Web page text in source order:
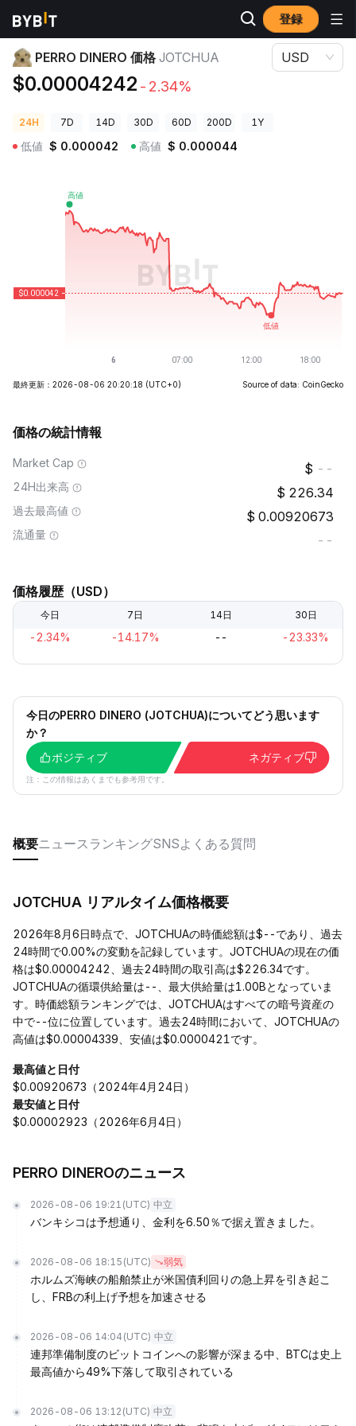
登録
暗号資産価格
PERRO DINERO 価格 JOTCHUA
$0.00004242 -2.34%
USD
24H 7D 14D 30D 60D 200D 1Y
低値 $ 0.000042 高値 $ 0.000044
最終更新：2026-08-06 20:20:18 (UTC+0) Source of data: CoinGecko
価格の統計情報
Market Cap --
24H出来高 226.34
過去最高値 0.00920673
流通量 --
価格履歴（USD）
今日 7日 14日 30日
-2.34% -14.17% -- -23.33%
今日のPERRO DINERO (JOTCHUA)についてどう思います
か？
ポジティブ
ネガティブ
注：この情報はあくまでも参考用です。
概要ニュース ランキングSNSよくある質問
JOTCHUA リアルタイム価格概要
2026年8月6日時点で、JOTCHUAの時価総額は$--であり、過去
24時間で0.00%の変動を記録しています。JOTCHUAの現在の価
格は$0.00004242、過去24時間の取引高は$226.34です。
JOTCHUAの循環供給量は--、最大供給量は1.00Bとなっていま
す。時価総額ランキングでは、JOTCHUAはすべての暗号資産の
中で--位に位置しています。過去24時間において、JOTCHUAの
高値は$0.00004339、安値は$0.0000421です。
最高値と日付
$0.00920673（2024年4月24日）
最安値と日付
$0.00002923（2026年6月4日）
PERRO DINEROのニュース
2026-08-06 19:21 (UTC) 中立
バンキシコは予想通り、金利を6.50％で据え置きました。
2026-08-06 18:15 (UTC) 弱気
ホルムズ海峡の船舶禁止が米国債利回りの急上昇を引き起こ
し、FRBの利上げ予想を加速させる
2026-08-06 14:04 (UTC) 中立
連邦準備制度のビットコインへの影響が深まる中、BTCは史上
最高値から49%下落して取引されている
2026-08-06 13:12 (UTC) 中立